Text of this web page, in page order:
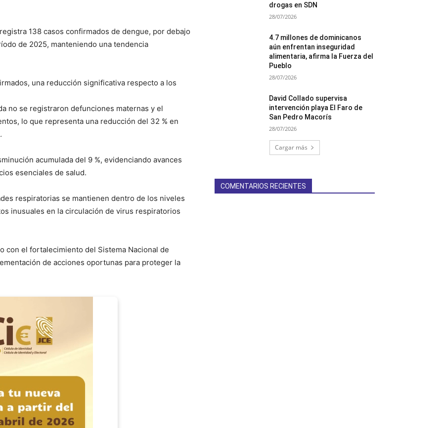
138 casos confirmados de dengue, por debajo
de 2025, manteniendo una tendencia
una reducción significativa respecto a los
no se registraron defunciones maternas y el
lo que representa una reducción del 32 % en
acumulada del 9 %, evidenciando avances
esenciales de salud.
respiratorias se mantienen dentro de los niveles
inusuales en la circulación de virus respiratorios
con el fortalecimiento del Sistema Nacional de
de acciones oportunas para proteger la
drogas en SDN
28/07/2026
4.7 millones de dominicanos
aún enfrentan inseguridad
alimentaria, afirma la Fuerza del
Pueblo
28/07/2026
David Collado supervisa
intervención playa El Faro de
San Pedro Macorís
28/07/2026
Cargar más
COMENTARIOS RECIENTES